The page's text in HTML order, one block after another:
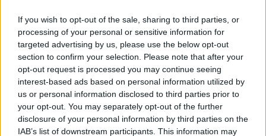
If you wish to opt-out of the sale, sharing to third parties, or
processing of your personal or sensitive information for
targeted advertising by us, please use the below opt-out
section to confirm your selection. Please note that after your
opt-out request is processed you may continue seeing
interest-based ads based on personal information utilized by
us or personal information disclosed to third parties prior to
your opt-out. You may separately opt-out of the further
disclosure of your personal information by third parties on the
IAB’s list of downstream participants. This information may
Continua a leggere dopo la pubblicità